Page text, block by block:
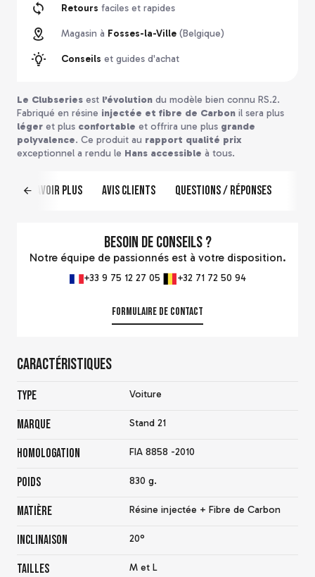
Retours faciles et rapides
Magasin à Fosses-la-Ville(Belgique)
Conseils et guides d'achat
Le Clubseries est l’évolution du modèle bien connu RS.2.
Fabriqué en résine injectée et fibre de Carbon il sera plus
léger et plus confortable et offrira une plus grande
polyvalence. Ce produit au rapport qualité prix
exceptionnel a rendu le Hans accessible à tous.
En savoir plus Avis clients Questions / Réponses
Besoin de conseils ?
Notre équipe de passionnés est à votre disposition.
+33 9 75 12 27 05 +32 71 72 50 94
Formulaire de contact
Caractéristiques
Type Voiture
Marque Stand 21
Homologation FIA 8858 -2010
Poids 830 g.
Matière Résine injectée + Fibre de Carbon
Inclinaison 20°
Tailles M et L